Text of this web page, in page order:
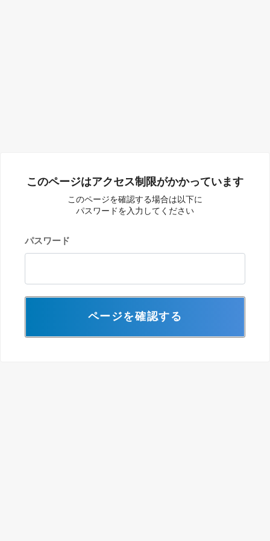
このページはアクセス制限がかかっています
このページを確認する場合は以下に
パスワードを入力してください
パスワード
ページを確認する